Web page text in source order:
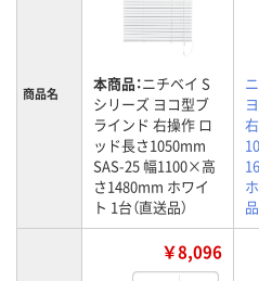
商品名 本商品：ニチベイ S
シリーズ ヨコ型ブ
ラインド 右操作 ロ
ッド長さ1050mm
SAS-25 幅1100×高
さ1480mm ホワイ
ト 1台（直送品）
品
￥8,096